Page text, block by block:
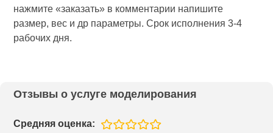
нажмите «заказать» в комментарии напишите
размер, вес и др параметры. Срок исполнения 3-4
рабочих дня.
Отзывы о услуге моделирования
Средняя оценка: